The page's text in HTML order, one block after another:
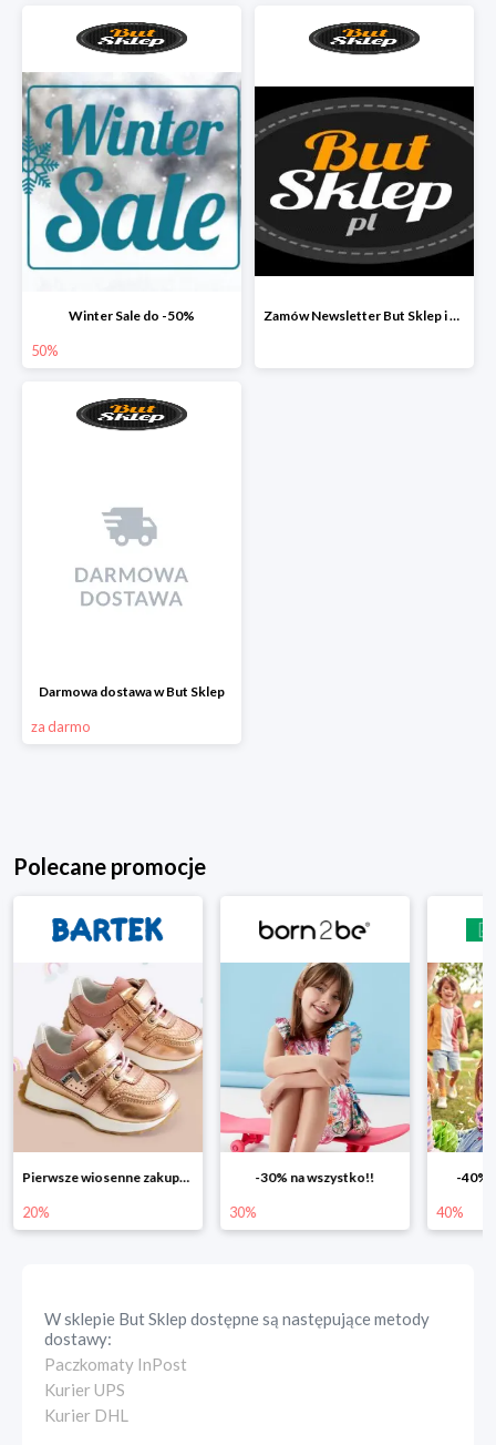
Winter Sale do -50%
50%
Zamów Newsletter But Sklep i odbierz 33 zł
Darmowa dostawa w But Sklep
za darmo
Polecane promocje
Pierwsze wiosenne zakupy -20%
20%
-30% na wszystko!!
30%
-40%
40%
W sklepie But Sklep dostępne są następujące metody
dostawy:
Paczkomaty InPost
Kurier UPS
Kurier DHL